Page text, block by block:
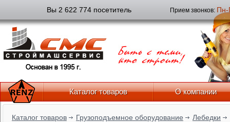
Вы 2 622 774 посетитель Прием звонков: Пн-
Каталог товаров О компании
Каталог товаров Грузоподъемное оборудование Лебедки